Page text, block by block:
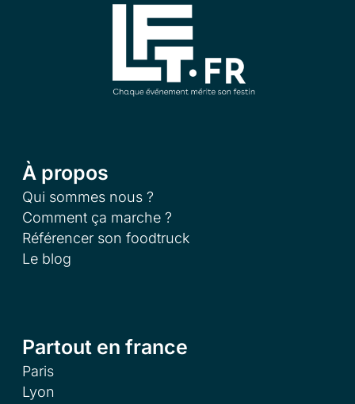
À propos
Qui sommes nous ?
Comment ça marche ?
Référencer son foodtruck
Le blog
Partout en france
Paris
Lyon